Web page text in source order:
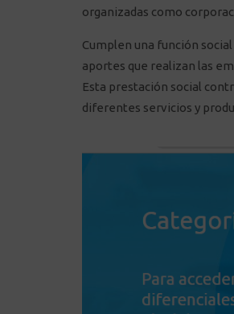
organizadas como
Cumplen una función
aportes que realizan las
Esta prestación social
diferentes servicios y